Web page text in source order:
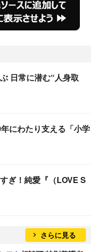
日常に潜む“人身取
にわたり支える「小学
ぎ！純愛『（LOVE S
さらに見る